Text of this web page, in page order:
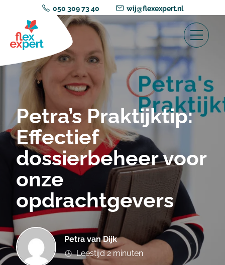
050 309 73 40 wij@flexexpert.nl
Petra’s Praktijktip:
Effectief
dossierbeheer voor
onze
opdrachtgevers
Petra van Dijk
Leestijd 2 minuten